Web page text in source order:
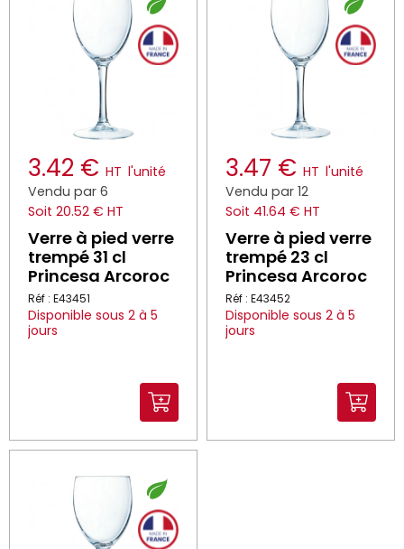
3.42 € HT l'unité
Vendu par 6
Soit 20.52 € HT
Verre à pied verre
trempé 31 cl
Princesa Arcoroc
Réf : E43451
Disponible sous 2 à 5
jours
3.47 € HT l'unité
Vendu par 12
Soit 41.64 € HT
Verre à pied verre
trempé 23 cl
Princesa Arcoroc
Réf : E43452
Disponible sous 2 à 5
jours